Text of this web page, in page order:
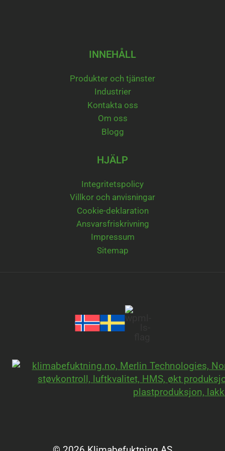
INNEHÅLL
Produkter och tjänster
Industrier
Kontakta oss
Om oss
Blogg
HJÄLP
Integritetspolicy
Villkor och anvisningar
Cookie-deklaration
Ansvarsfriskrivning
Impressum
Sitemap